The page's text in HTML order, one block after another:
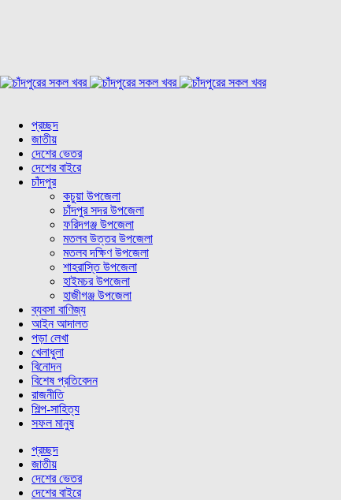
প্রচ্ছদ
জাতীয়
দেশের ভেতর
দেশের বাইরে
চাঁদপুর
কচুয়া উপজেলা
চাঁদপুর সদর উপজেলা
ফরিদগঞ্জ উপজেলা
মতলব উত্তর উপজেলা
মতলব দক্ষিণ উপজেলা
শাহরাস্তি উপজেলা
হাইমচর উপজেলা
হাজীগঞ্জ উপজেলা
ব্যবসা বাণিজ্য
আইন আদালত
পড়া লেখা
খেলাধুলা
বিনোদন
বিশেষ প্রতিবেদন
রাজনীতি
শিল্প-সাহিত্য
সফল মানুষ
প্রচ্ছদ
জাতীয়
দেশের ভেতর
দেশের বাইরে